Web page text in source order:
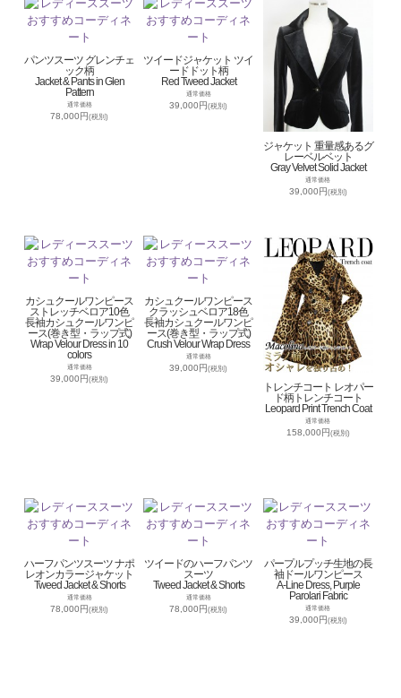
パンツスーツ グレンチェ
ック柄
Jacket & Pants in Glen
Pattern
通常価格
78,000円(税別)
ツイードジャケット ツイ
ードドット柄
Red Tweed Jacket
通常価格
39,000円(税別)
ジャケット 重量感あるグ
レーベルベット
Gray Velvet Solid Jacket
通常価格
39,000円 (税別)
カシュクールワンピース
ストレッチベロア10色
長袖カシュクールワンピ
ース(巻き型・ラップ式)
Wrap Velour Dress in 10
colors
通常価格
39,000円(税別)
カシュクールワンピース
クラッシュベロア18色
長袖カシュクールワンピ
ース(巻き型・ラップ式)
Crush Velour Wrap Dress
通常価格
39,000円(税別)
トレンチコート レオパー
ド柄トレンチコート
Leopard Print Trench Coat
通常価格
158,000円 (税別)
ハーフパンツスーツ ナポ
レオンカラージャケット
Tweed Jacket & Shorts
通常価格
78,000円(税別)
ツイードのハーフパンツ
スーツ
Tweed Jacket & Shorts
通常価格
78,000円(税別)
パープルプッチ生地の長
袖ドールワンピース
A-Line Dress, Purple
Parolari Fabric
通常価格
39,000円(税別)